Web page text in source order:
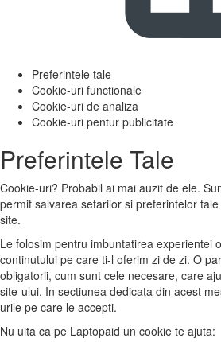
Preferintele tale
Cookie-uri functionale
Cookie-uri de analiza
Cookie-uri pentur publicitate
Preferintele Tale
Cookie-uri? Probabil ai mai auzit de ele.
permit salvarea setarilor si preferintelor
site.
Le folosim pentru imbuntatirea experientei
continutului pe care ti-l oferim zi de zi. O
obligatorii, cum sunt cele necesare, care
site-ului. In sectiunea dedicata din acest
urile pe care le accepti.
Nu uita ca pe Laptopaid un cookie te ajuta: